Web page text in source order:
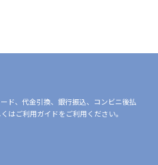
ド、代金引換、銀行振込、コンビニ後払
はご利用ガイドをご利用ください。